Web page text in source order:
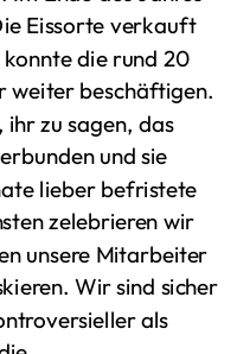
Eissorte verkauft
die rund 20
weiter beschäftigen.
ihr zu sagen, das
und sie
lieber befristete
zelebrieren wir
unsere Mitarbeiter
Wir sind sicher
als